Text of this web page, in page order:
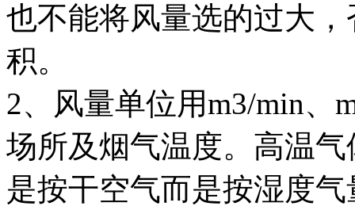
也不能将风量选的过大
积。
2、风量单位用m3/min、
场所及烟气温度。高温
是按干空气而是按湿度